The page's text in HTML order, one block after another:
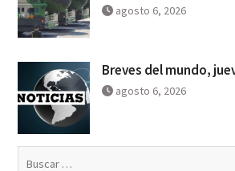
agosto 6, 2026
Breves del mundo,
agosto 6, 2026